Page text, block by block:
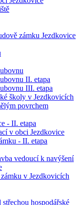
zámku Jezdkovice
II. etapa
III. etapa
školy v Jezdkovicích
povrchem
- II. etapa
v obci Jezdkovice
- II. etapa
vedoucí k navýšení
v Jezdkovicích
hospodářské